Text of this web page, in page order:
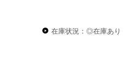
在庫状況：◎在庫あり